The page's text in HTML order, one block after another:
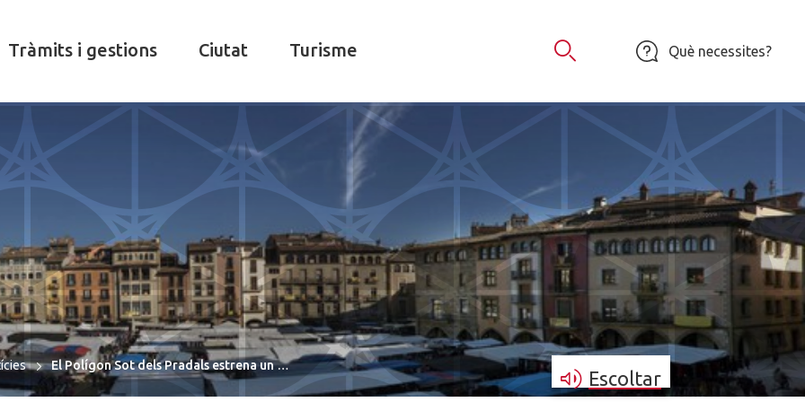
Obrir Cercador
Què necessites?
Tràmits i gestions Ciutat Turisme
Escoltar
El Polígon Sot dels Pradals estrena un …